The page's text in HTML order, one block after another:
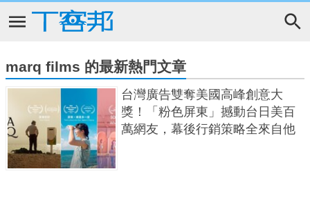
marq films 的最新熱門文章
台灣廣告雙奪美國高峰創意大
獎！「粉色屏東」撼動台日美百
萬網友，幕後行銷策略全來自他